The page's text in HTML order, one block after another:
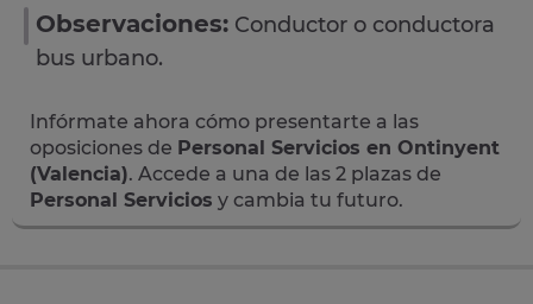
Observaciones: Conductor o conductora
bus urbano.
Infórmate ahora cómo presentarte a las
oposiciones de Personal Servicios en Ontinyent
(Valencia). Accede a una de las 2 plazas de
Personal Servicios y cambia tu futuro.